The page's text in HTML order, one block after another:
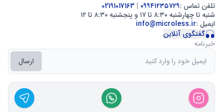
تلفن تماس :۰۹۹۴۱۲۳۵۷۲۹ |
شنبه تا چهارشنبه ۸:۳۰ تا ۱۷ و پنجشنبه ۸:۳۰ تا ۱۲
ایمیل :info@microless.ir
گفتگوی آنلاین
خبرنامه
ارسال